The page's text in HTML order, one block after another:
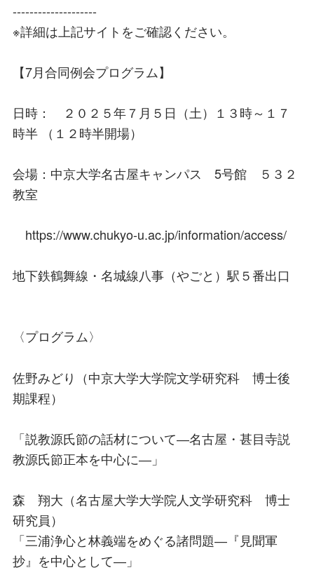
--------------------
※詳細は上記サイトをご確認ください。
【7月合同例会プログラム】
日時： ２０２５年７月５日（土）１３時～１７
時半 （１２時半開場）
会場：中京大学名古屋キャンパス 5号館 ５３２
教室
https://www.chukyo-u.ac.jp/information/access/
地下鉄鶴舞線・名城線八事（やごと）駅５番出口
〈プログラム〉
佐野みどり（中京大学大学院文学研究科 博士後
期課程）
「説教源氏節の話材について―名古屋・甚目寺説
教源氏節正本を中心に―」
森 翔大（名古屋大学大学院人文学研究科 博士
研究員）
「三浦浄心と林義端をめぐる諸問題―『見聞軍
抄』を中心として―」